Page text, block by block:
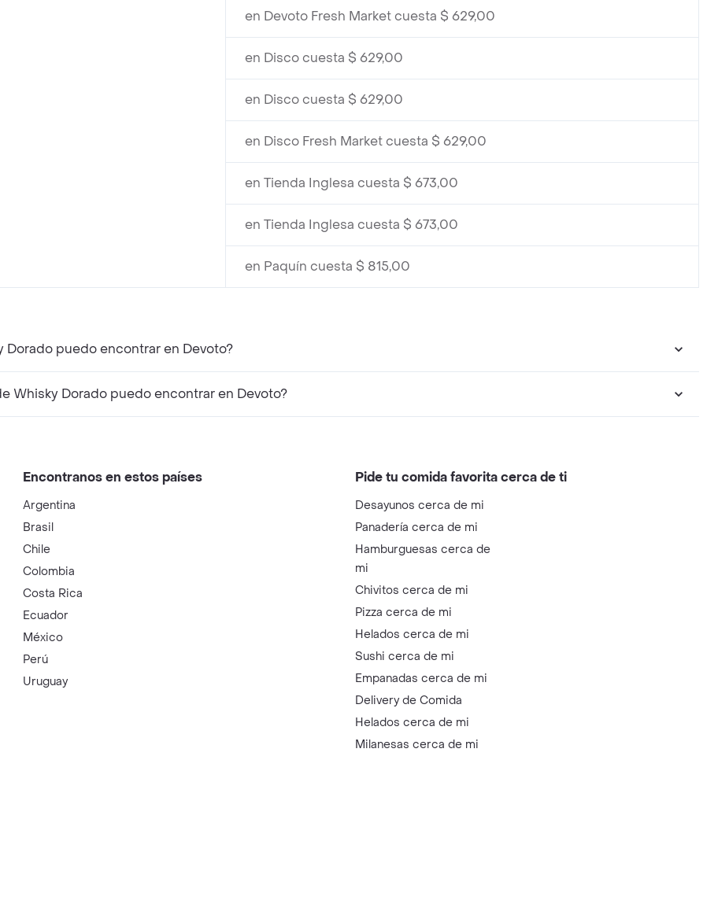
en Devoto Fresh Market cuesta $ 629,00
en Disco cuesta $ 629,00
en Disco cuesta $ 629,00
en Disco Fresh Market cuesta $ 629,00
en Tienda Inglesa cuesta $ 673,00
en Tienda Inglesa cuesta $ 673,00
en Paquín cuesta $ 815,00
puedo encontrar en Devoto?
Whisky Dorado puedo encontrar en Devoto?
Encontranos en estos países
Argentina
Brasil
Chile
Colombia
Costa Rica
Ecuador
México
Perú
Uruguay
Pide tu comida favorita cerca de ti
Desayunos cerca de mi
Panadería cerca de mi
Hamburguesas cerca de
mi
Chivitos cerca de mi
Pizza cerca de mi
Helados cerca de mi
Sushi cerca de mi
Empanadas cerca de mi
Delivery de Comida
Helados cerca de mi
Milanesas cerca de mi